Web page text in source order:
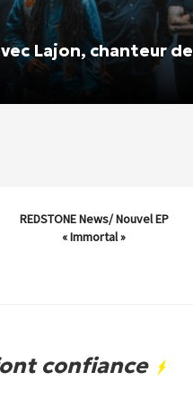
Lajon, chanteur de
REDSTONE News/ Nouvel EP
« Immortal »
confiance